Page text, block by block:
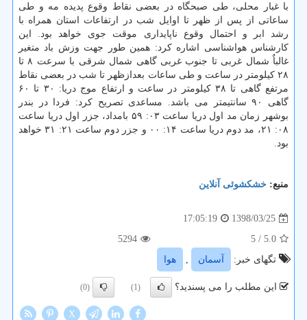
با غبار محلی، طی صبحگاه در بعضی نقاط وقوع پدیده مه و طی
ساعاتی از پس از ظهر تا اوایل شب در ارتفاعات استان همراه با
رشد ابر و احتمال وقوع ناپایداری موقت جوی خواهد بود. این
كارشناس هواشناسی اشاره كرد: همین طور جهت وزش باد متغیر
غالباٌ شمال غربی تا جنوب غربی گاهی شمال شرقی با سرعت ۸ تا
۲۸ كیلومتر در ساعت و طی ساعات بعدازظهر تا شب در بعضی نقاط
مرتفع گاهی تا ۳۸ كیلومتر در ساعت و ارتفاع موج دریا: ۳۰ تا ۶۰
گاهی ۹۰ سانتیمتر می باشد. مساعدی تصریح كرد: فردا در بندر
بوشهر زمان مد اول دریا ساعت ۰۳: ۵۹ بامداد، جزر اول دریا ساعت
۰۸: ۲۱، مد دوم دریا ساعت ۱۴: ۰۰ و جزر دوم ساعت ۲۱: ۳۱ خواهد
بود.
منبع: خشكشوئی آنلاین
1398/03/25
17:05:19
5.0
/ 5
5294
تگهای خبر:
آسمان , هوا
این مطلب را می پسندید؟ (1)
(0)
X